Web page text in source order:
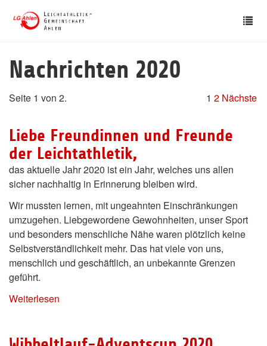
Nachrichten 2020
Seite 1 von 2. 1 2 Nächste
Liebe Freundinnen und Freunde
der Leichtathletik,
das aktuelle Jahr 2020 ist ein Jahr, welches uns allen
sicher nachhaltig in Erinnerung bleiben wird.
Wir mussten lernen, mit ungeahnten Einschränkungen
umzugehen. Liebgewordene Gewohnheiten, unser Sport
und besonders menschliche Nähe waren plötzlich keine
Selbstverständlichkeit mehr. Das hat viele von uns,
menschlich und geschäftlich, an unbekannte Grenzen
geführt.
Weiterlesen